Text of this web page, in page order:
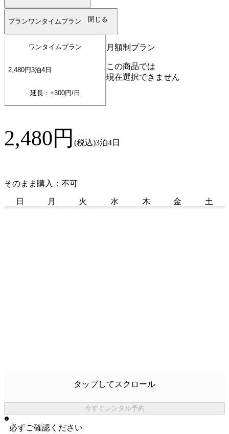
プランワンタイムプラン 閉じる
ワンタイムプラン
2,480円3泊4 日
延長：+300円/日
月額制プラン
この商品では
現在選択できません
2,480円 (税込)3泊4日
そのまま購入：不可
日 月 火 水 木 金 土
タップしてスクロール
今すぐレンタル予約
必ずご確認ください